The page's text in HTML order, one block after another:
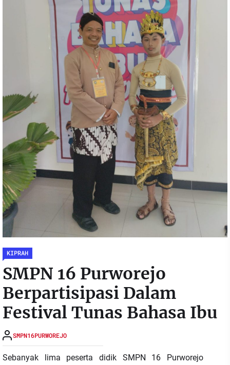
KIPRAH
SMPN 16 Purworejo
Berpartisipasi Dalam
Festival Tunas Bahasa Ibu
SMPN16PURWOREJO
Sebanyak lima peserta didik SMPN 16 Purworejo